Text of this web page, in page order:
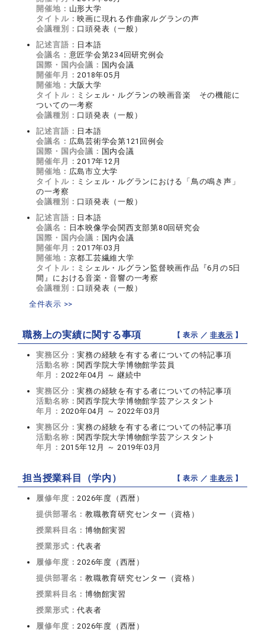
開催地： 山形大学
タイトル：映画に現れる作曲家ルグランの声
会議種別： 口頭発表（一般）
記述言語： 日本語
会議名： 意匠学会第234回研究例会
国際・国内会議： 国内会議
開催年月：2018年05月
開催地： 大阪大学
タイトル： ミシェル・ルグランの映画音楽 その機能に
ついての一考察
会議種別： 口頭発表（一般）
記述言語： 日本語
会議名： 広島芸術学会第121回例会
国際・国内会議： 国内会議
開催年月：2017年12月
開催地： 広島市立大学
タイトル： ミシェル・ルグランにおける「鳥の鳴き声」
の一考察
会議種別： 口頭発表（一般）
記述言語： 日本語
会議名： 日本映像学会関西支部第80回研究会
国際・国内会議： 国内会議
開催年月：2017年03月
開催地： 京都工芸繊維大学
タイトル： ミシェル・ルグラン監督映画作品『6月の5日
間』における音楽・音響の一考察
会議種別： 口頭発表（一般）
全件表示 >>
職務上の実績に関する事項 【 表示 ／非表示 】
実務区分：実務の経験を有する者についての特記事項
活動名称： 関西学院大学博物館学芸員
年月： 2022年04月 ～ 継続中
実務区分：実務の経験を有する者についての特記事項
活動名称： 関西学院大学博物館学芸アシスタント
年月： 2020年04月 ～ 2022年03月
実務区分：実務の経験を有する者についての特記事項
活動名称： 関西学院大学博物館学芸アシスタント
年月： 2015年12月 ～ 2019年03月
担当授業科目（学内） 【 表示 ／非表示 】
履修年度：2026年度（西暦）
提供部署名：教職教育研究センター（資格）
授業科目名：博物館実習
授業形式：代表者
履修年度：2026年度（西暦）
提供部署名：教職教育研究センター（資格）
授業科目名：博物館実習
授業形式：代表者
履修年度：2026年度（西暦）